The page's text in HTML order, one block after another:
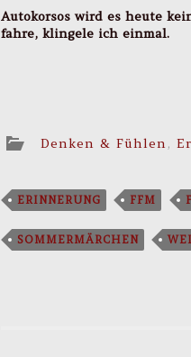
Autokorsos wird es heute
fahre, klingele ich einmal.
Denken & Fühlen ,
ERINNERUNG FFM
SOMMERMÄRCHEN